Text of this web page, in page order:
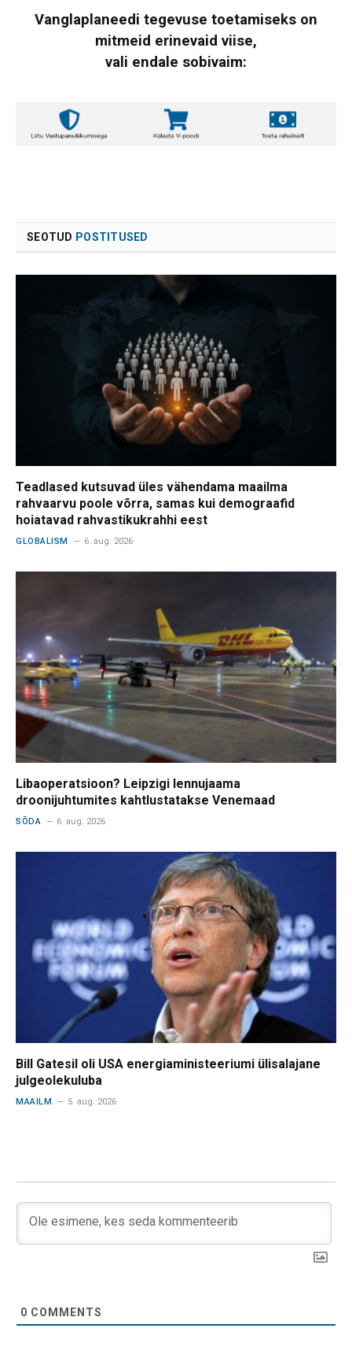
Vanglaplaneedi tegevuse toetamiseks on
mitmeid erinevaid viise,
vali endale sobivaim:
SEOTUD POSTITUSED
Teadlased kutsuvad üles vähendama maailma
rahvaarvu poole võrra, samas kui demograafid
hoiatavad rahvastikukrahhi eest
GLOBALISM 6. aug. 2026
Libaoperatsioon? Leipzigi lennujaama
droonijuhtumites kahtlustatakse Venemaad
SÕDA 6. aug. 2026
Bill Gatesil oli USA energiaministeeriumi ülisalajane
julgeolekuluba
MAAILM 5. aug. 2026
0 COMMENTS